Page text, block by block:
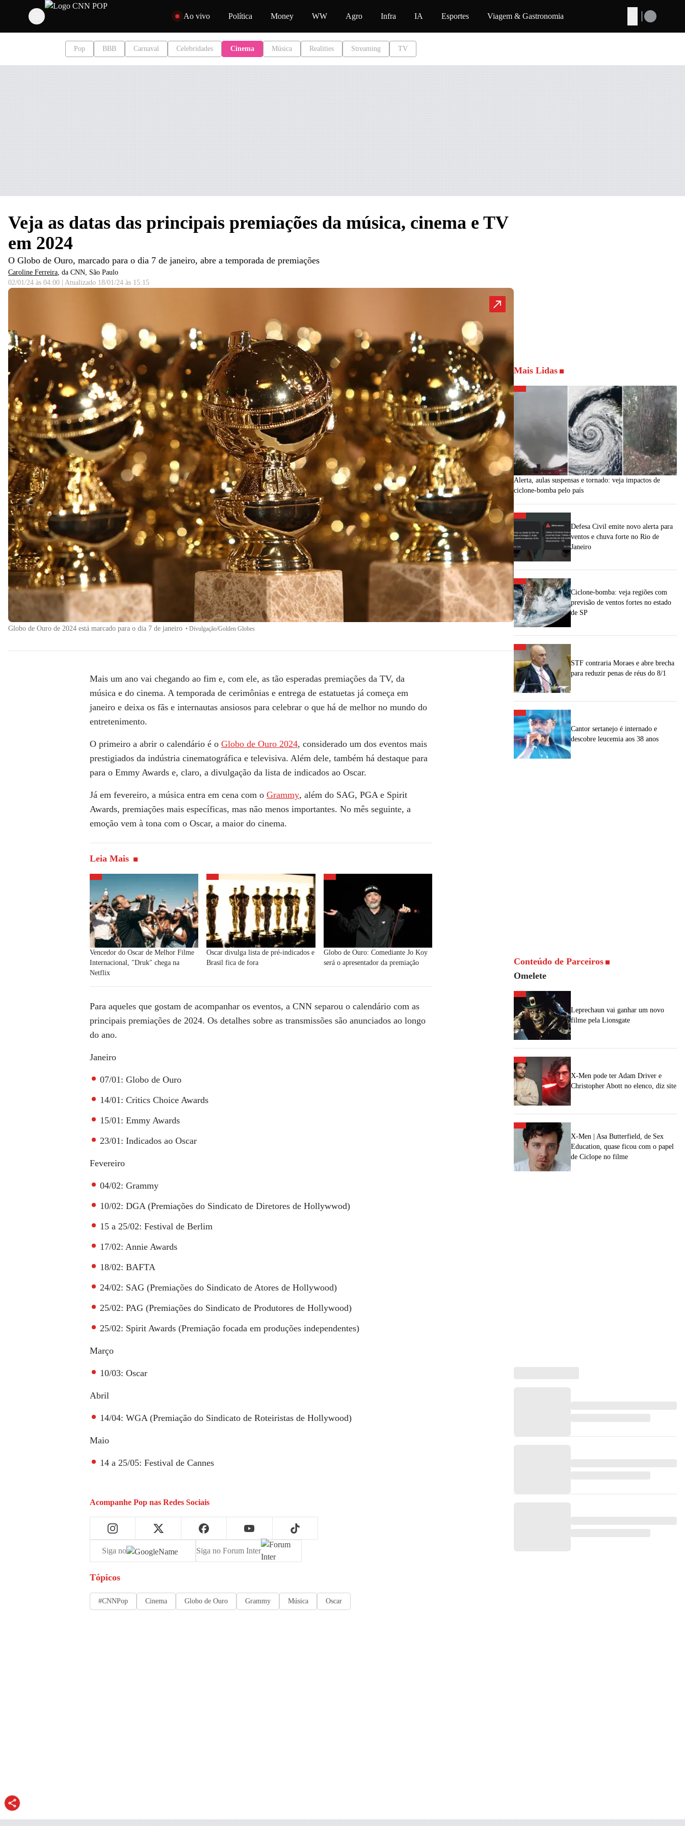
Buscar
Pular para o conteúdo
Ao vivo Política Money WW Agro Infra IA Esportes Viagem & Gastronomia
Pop BBB Carnaval Celebridades Cinema Música Realities Streaming TV
Veja as datas das principais premiações da música, cinema e TV
em 2024
O Globo de Ouro, marcado para o dia 7 de janeiro, abre a temporada de premiações
Caroline Ferreira, da CNN, São Paulo
02/01/24 às 04:00
Atualizado 18/01/24 às 15:15
Globo de Ouro de 2024 está marcado para o dia 7 de janeiro • Divulgação/Golden Globes
Mais um ano vai chegando ao fim e, com ele, as tão esperadas premiações da TV, da
música e do cinema. A temporada de cerimônias e entrega de estatuetas já começa em
janeiro e deixa os fãs e internautas ansiosos para celebrar o que há de melhor no mundo do
entretenimento.
O primeiro a abrir o calendário é o Globo de Ouro 2024, considerado um dos eventos mais
prestigiados da indústria cinematográfica e televisiva. Além dele, também há destaque para
para o Emmy Awards e, claro, a divulgação da lista de indicados ao Oscar.
Já em fevereiro, a música entra em cena com o Grammy, além do SAG, PGA e Spirit
Awards, premiações mais específicas, mas não menos importantes. No mês seguinte, a
emoção vem à tona com o Oscar, a maior do cinema.
Leia Mais
Vencedor do Oscar de Melhor Filme
Internacional, "Druk" chega na
Netflix
Oscar divulga lista de pré-indicados e
Brasil fica de fora
Globo de Ouro: Comediante Jo Koy
será o apresentador da premiação
Para aqueles que gostam de acompanhar os eventos, a CNN separou o calendário com as
principais premiações de 2024. Os detalhes sobre as transmissões são anunciados ao longo
do ano.
Janeiro
07/01: Globo de Ouro
14/01: Critics Choice Awards
15/01: Emmy Awards
23/01: Indicados ao Oscar
Fevereiro
04/02: Grammy
10/02: DGA (Premiações do Sindicato de Diretores de Hollywwod)
15 a 25/02: Festival de Berlim
17/02: Annie Awards
18/02: BAFTA
24/02: SAG (Premiações do Sindicato de Atores de Hollywood)
25/02: PAG (Premiações do Sindicato de Produtores de Hollywood)
25/02: Spirit Awards (Premiação focada em produções independentes)
Março
10/03: Oscar
Abril
14/04: WGA (Premiação do Sindicato de Roteiristas de Hollywood)
Maio
14 a 25/05: Festival de Cannes
Acompanhe Pop nas Redes Sociais
Siga no Siga no Forum Inter
Tópicos
#CNNPop Cinema Globo de Ouro Grammy Música Oscar
Mais Lidas
Alerta, aulas suspensas e tornado: veja impactos de
ciclone-bomba pelo país
Defesa Civil emite novo alerta para
ventos e chuva forte no Rio de
Janeiro
Ciclone-bomba: veja regiões com
previsão de ventos fortes no estado
de SP
STF contraria Moraes e abre brecha
para reduzir penas de réus do 8/1
Cantor sertanejo é internado e
descobre leucemia aos 38 anos
Conteúdo de Parceiros
Omelete
Leprechaun vai ganhar um novo
filme pela Lionsgate
X-Men pode ter Adam Driver e
Christopher Abott no elenco, diz site
X-Men | Asa Butterfield, de Sex
Education, quase ficou com o papel
de Ciclope no filme